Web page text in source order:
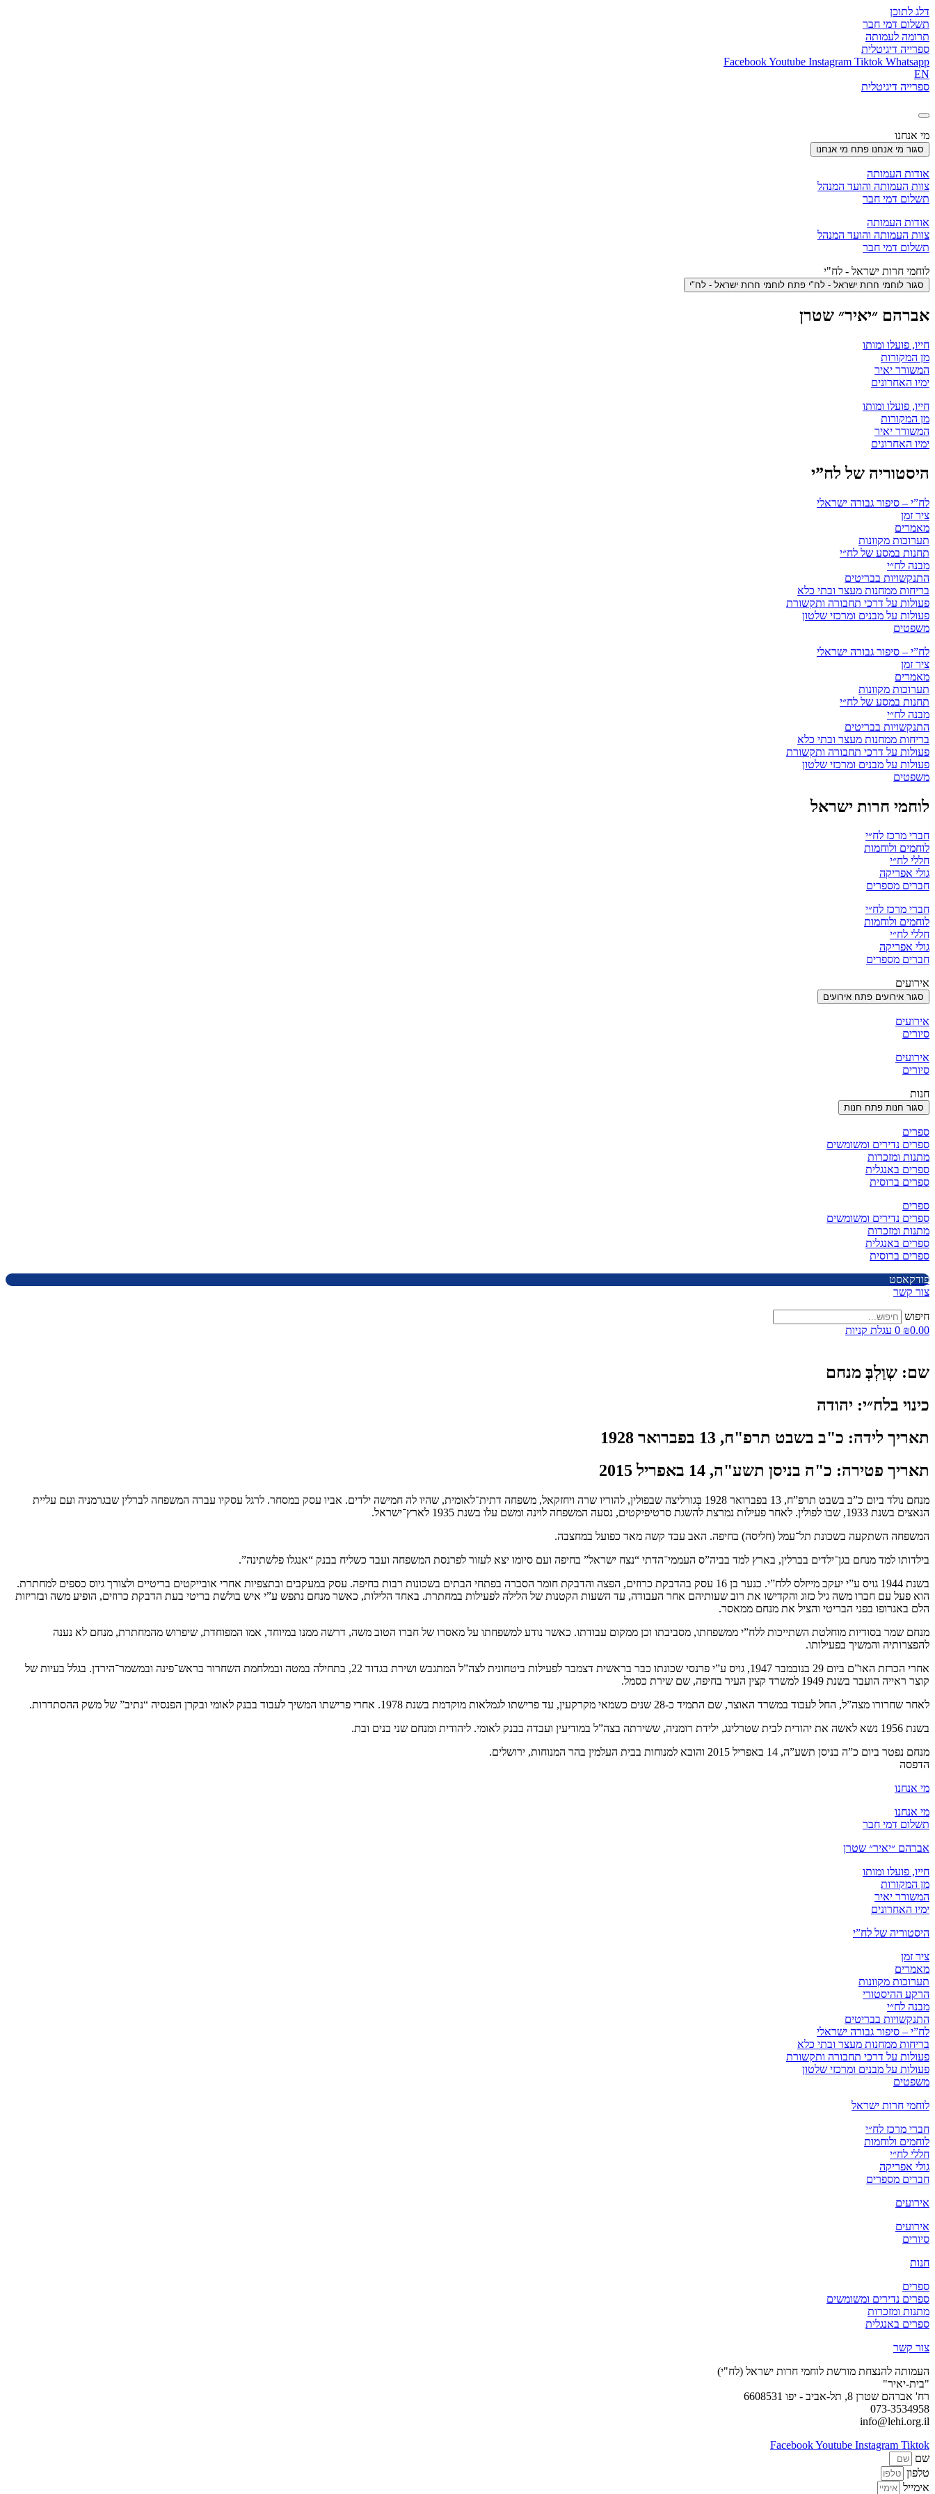
דלג לתוכן
תשלום דמי חבר
תרומה לעמותה
ספרייה דיגיטלית
FacebookYoutube Instagram Tiktok Whatsapp
EN
ספרייה דיגיטלית
מי אנחנו
סגור מי אנחנו פתח מי אנחנו
אודות העמותה
צוות העמותה והועד המנהל
תשלום דמי חבר
אודות העמותה
צוות העמותה והועד המנהל
תשלום דמי חבר
לוחמי חרות ישראל - לח"י
סגור לוחמי חרות ישראל - לח"י פתח לוחמי חרות ישראל - לח"י
אברהם ״יאיר״ שטרן
חייו, פועלו ומותו
מן המקורות
המשורר יאיר
ימיו האחרונים
חייו, פועלו ומותו
מן המקורות
המשורר יאיר
ימיו האחרונים
היסטוריה של לח”י
לח”י – סיפור גבורה ישראלי
ציר זמן
מאמרים
תערוכות מקוונות
תחנות במסע של לח״י
מבנה לח״י
התנקשויות בבריטים
בריחות ממחנות מעצר ובתי כלא
פעולות על דרכי תחבורה ותקשורת
פעולות על מבנים ומרכזי שלטון
משפטים
לח”י – סיפור גבורה ישראלי
ציר זמן
מאמרים
תערוכות מקוונות
תחנות במסע של לח״י
מבנה לח״י
התנקשויות בבריטים
בריחות ממחנות מעצר ובתי כלא
פעולות על דרכי תחבורה ותקשורת
פעולות על מבנים ומרכזי שלטון
משפטים
לוחמי חרות ישראל
חברי מרכז לח״י
לוחמים ולוחמות
חללי לח״י
גולי אפריקה
חברים מספרים
חברי מרכז לח״י
לוחמים ולוחמות
חללי לח״י
גולי אפריקה
חברים מספרים
אירועים
סגור אירועים פתח אירועים
אירועים
סיורים
אירועים
סיורים
חנות
סגור חנות פתח חנות
ספרים
ספרים נדירים ומשומשים
מתנות ומזכרות
ספרים באנגלית
ספרים ברוסית
ספרים
ספרים נדירים ומשומשים
מתנות ומזכרות
ספרים באנגלית
ספרים ברוסית
פודקאסט
צור קשר
חיפוש
₪0.00
0 עגלת קניות
שם: שְוַלְבְּ מנחם
כינוי בלח״י: יהודה
תאריך לידה: כ"ב בשבט תרפ"ח, 13 בפברואר 1928
תאריך פטירה: כ"ה בניסן תשע"ה, 14 באפריל 2015
מנחם נולד ביום כ”ב בשבט תרפ”ח, 13 בפברואר 1928 בְּגורליצה שבפולין, להוריו שרה ויחזקאל, משפחה דתית־לאומית, שהיו לה חמישה ילדים. אביו עסק במסחר. לרגל עסקיו עברה המשפחה לברלין שבגרמניה ועם עליית
הנאצים בשנת 1933, שבו לפולין. לאחר פעילות נמרצת להשגת סרטיפיקטים, נסעה המשפחה לוינה ומשם עלו בשנת 1935 לארץ־ישראל.
המשפחה השתקעה בשכונת תל־עמל (חליסה) בחיפה. האב עבד קשה מאד כפועל במחצבה.
בילדותו למד מנחם בגן־ילדים בברלין, בארץ למד בביה”ס העממי־הדתי “נצח ישראל” בחיפה ועם סיומו יצא לעזור לפרנסת המשפחה ועבד כשליח בבנק “אנגלו פלשתינה”.
בשנת 1944 גויס ע”י יעקב מייזלס ללח”י. כנער בן 16 עסק בהדבקת כרוזים, הפצה והדבקת חומר הסברה בפתחי הבתים בשכונות רבות בחיפה. עסק במעקבים ובתצפיות אחרי אובייקטים בריטיים ולצורך גיוס כספים למחתרת.
הוא פעל עם חברו משה גיל כזוג והקדישו את רוב שעותיהם אחר העבודה, עד השעות הקטנות של הלילה לפעילות במחתרת. באחד הלילות, כאשר מנחם נתפש ע”י איש בולשת בריטי בעת הדבקת כרוזים, הופיע משה ובזריזות
הלם באגרופו בפני הבריטי והציל את מנחם ממאסר.
מנחם שמר בסודיות מוחלטת השתייכות ללח”י ממשפחתו, מסביבתו וכן ממקום עבודתו. כאשר נודע למשפחתו על מאסרו של חברו הטוב משה, דרשה ממנו במיוחד, אמו המפוחדת, שיפרוש מהמחתרת, מנחם לא נענה
להפצרותיה והמשיך בפעילותו.
אחרי הכרזת האו”ם ביום 29 בנובמבר 1947, גויס ע”י פרנסי שכונתו כבר בראשית דצמבר לפעילות ביטחונית לצה”ל המתגבש ושירת בגדוד 22, בתחילה במטה ובמלחמת השחרור בראש־פינה ובמשמר־הירדן. בגלל בעיות של
קוצר ראייה הועבר בשנת 1949 למשרד קצין העיר בחיפה, שם שירת כסמל.
לאחר שחרורו מצה”ל, החל לעבוד במשרד האוצר, שם התמיד כ-28 שנים כשמאי מקרקעין, עד פרישתו לגמלאות מוקדמת בשנת 1978. אחרי פרישתו המשיך לעבוד בבנק לאומי ובקרן הפנסיה “נתיב” של משק ההסתדרות.
בשנת 1956 נשא לאשה את יהודית לבית שטרלינג, ילידת רומניה, ששירתה בצה”ל במודיעין ועבדה בבנק לאומי. ליהודית ומנחם שני בנים ובת.
מנחם נפטר ביום כ”ה בניסן תשע”ה, 14 באפריל 2015 והובא למנוחות בבית העלמין בהר המנוחות, ירושלים.
הדפסה
מי אנחנו
מי אנחנו
תשלום דמי חבר
אברהם ״יאיר״ שטרן
חייו, פועלו ומותו
מן המקורות
המשורר יאיר
ימיו האחרונים
היסטוריה של לח”י
ציר זמן
מאמרים
תערוכות מקוונות
הרקע ההיסטורי
מבנה לח״י
התנקשויות בבריטים
לח”י – סיפור גבורה ישראלי
בריחות ממחנות מעצר ובתי כלא
פעולות על דרכי תחבורה ותקשורת
פעולות על מבנים ומרכזי שלטון
משפטים
לוחמי חרות ישראל
חברי מרכז לח״י
לוחמים ולוחמות
חללי לח״י
גולי אפריקה
חברים מספרים
אירועים
אירועים
סיורים
חנות
ספרים
ספרים נדירים ומשומשים
מתנות ומזכרות
ספרים באנגלית
צור קשר
העמותה להנצחת מורשת לוחמי חרות ישראל (לח"י)
"בית-יאיר"
רח' אברהם שטרן 8, תל-אביב - יפו 6608531
073-3534958
info@lehi.org.il
FacebookYoutube Instagram Tiktok
שם
טלפון
אימייל